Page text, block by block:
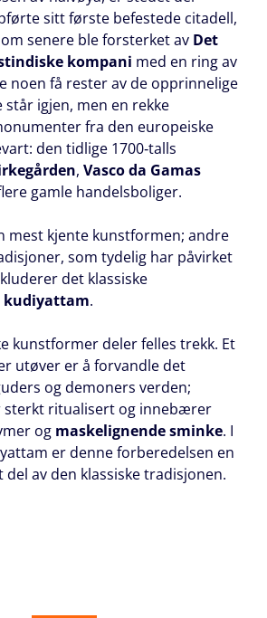
sitt første befestede citadell,
senere ble forsterket av Det
kompani med en ring av
noen få rester av de opprinnelige
igjen, men en rekke
fra den europeiske
den tidlige 1700‑talls
, Vasco da Gamas
gamle handelsboliger.
mest kjente kunstformen; andre
som tydelig har påvirket
det klassiske
kudiyattam.
kunstformer deler felles trekk. Et
utøver er å forvandle det
og demoners verden;
sterkt ritualisert og innebærer
og maskelignende sminke. I
er denne forberedelsen en
av den klassiske tradisjonen.